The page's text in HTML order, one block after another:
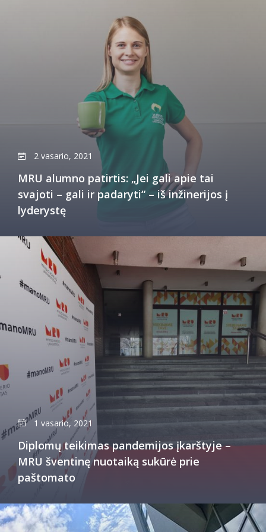
2 vasario, 2021
MRU alumno patirtis: „Jei gali apie tai
svajoti – gali ir padaryti“ – iš inžinerijos į
lyderystę
1 vasario, 2021
Diplomų teikimas pandemijos įkarštyje –
MRU šventinę nuotaiką sukūrė prie
paštomato